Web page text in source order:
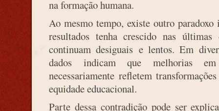
na formação humana.
Ao mesmo tempo, existe outro
resultados tenha crescido nas últimas
continuam desiguais e lentos. Em
dados indicam que melhorias em
necessariamente refletem
equidade educacional.
Parte dessa contradição pode ser